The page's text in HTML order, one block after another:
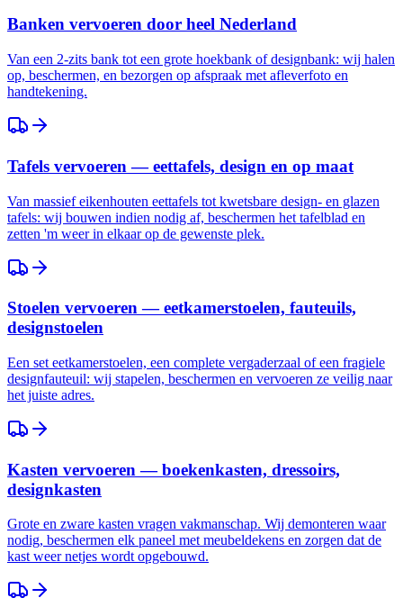
Banken vervoeren door heel Nederland
Van een 2-zits bank tot een grote hoekbank of designbank: wij halen
op, beschermen, en bezorgen op afspraak met afleverfoto en
handtekening.
Tafels vervoeren — eettafels, design en op maat
Van massief eikenhouten eettafels tot kwetsbare design- en glazen
tafels: wij bouwen indien nodig af, beschermen het tafelblad en
zetten 'm weer in elkaar op de gewenste plek.
Stoelen vervoeren — eetkamerstoelen, fauteuils,
designstoelen
Een set eetkamerstoelen, een complete vergaderzaal of een fragiele
designfauteuil: wij stapelen, beschermen en vervoeren ze veilig naar
het juiste adres.
Kasten vervoeren — boekenkasten, dressoirs,
designkasten
Grote en zware kasten vragen vakmanschap. Wij demonteren waar
nodig, beschermen elk paneel met meubeldekens en zorgen dat de
kast weer netjes wordt opgebouwd.